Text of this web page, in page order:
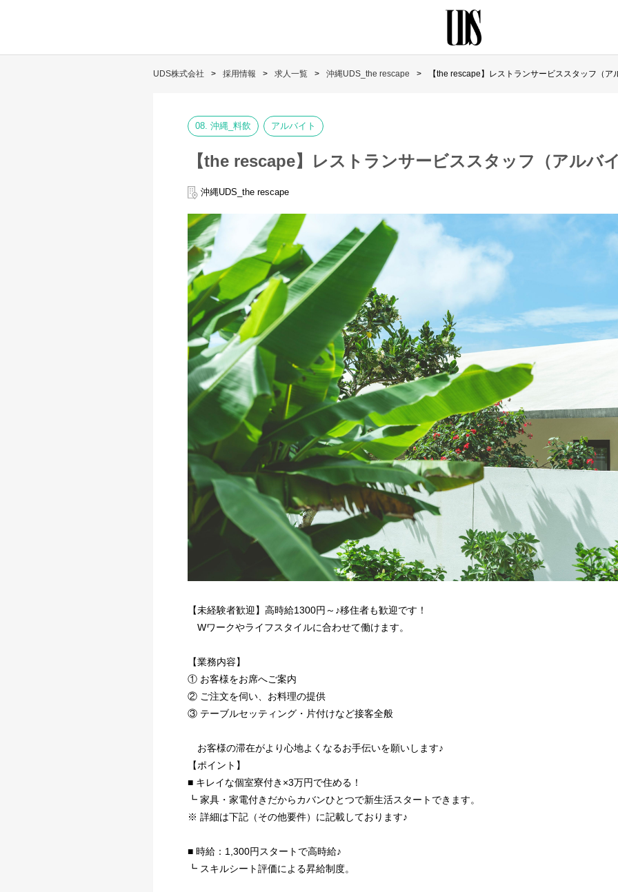
UDS株式会社 採用情報 求人一覧 沖縄UDS_the rescape 【the rescape】レストランサービススタッフ（ア
08. 沖縄_料飲 アルバイト
【the rescape】レストランサービススタッフ（アルバ
沖縄UDS_the rescape
【未経験者歓迎】高時給1300円～♪移住者も歓迎です！
Wワークやライフスタイルに合わせて働けます。
【業務内容】
① お客様をお席へご案内
② ご注文を伺い、お料理の提供
③ テーブルセッティング・片付けなど接客全般
お客様の滞在がより心地よくなるお手伝いを願いします♪
【ポイント】
■ キレイな個室寮付き×3万円で住める！
┗ 家具・家電付きだからカバンひとつで新生活スタートできます。
※ 詳細は下記（その他要件）に記載しております♪
■ 時給：1,300円スタートで高時給♪
┗ スキルシート評価による昇給制度。